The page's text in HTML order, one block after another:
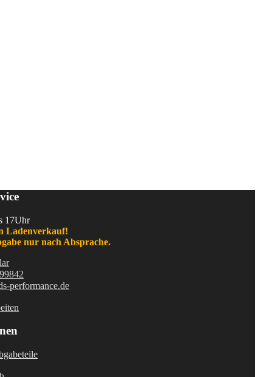
17Uhr
Ladenverkauf!
nur nach Absprache.
performance.de